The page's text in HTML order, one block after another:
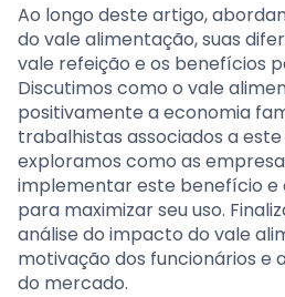
Ao longo deste artigo,
do vale alimentação, suas
vale refeição e os benefícios
Discutimos como o vale
positivamente a economia
trabalhistas associados a
exploramos como as
implementar este benefício e
para maximizar seu uso.
análise do impacto do vale
motivação dos funcionários e
do mercado.